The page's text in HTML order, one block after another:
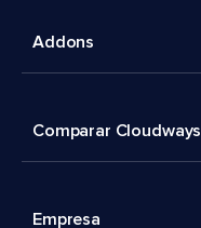
Addons
Comparar Cloudways
Empresa